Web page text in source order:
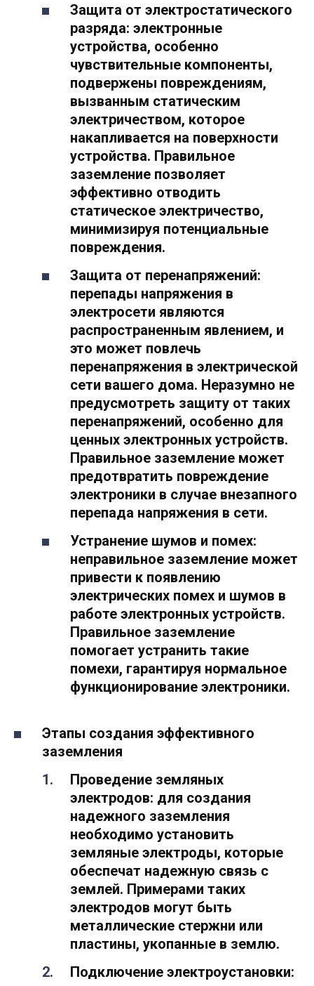
Защита от электростатического
разряда: электронные
устройства, особенно
чувствительные компоненты,
подвержены повреждениям,
вызванным статическим
электричеством, которое
накапливается на поверхности
устройства. Правильное
заземление позволяет
эффективно отводить
статическое электричество,
минимизируя потенциальные
повреждения.
Защита от перенапряжений:
перепады напряжения в
электросети являются
распространенным явлением, и
это может повлечь
перенапряжения в электрической
сети вашего дома. Неразумно не
предусмотреть защиту от таких
перенапряжений, особенно для
ценных электронных устройств.
Правильное заземление может
предотвратить повреждение
электроники в случае внезапного
перепада напряжения в сети.
Устранение шумов и помех:
неправильное заземление может
привести к появлению
электрических помех и шумов в
работе электронных устройств.
Правильное заземление
помогает устранить такие
помехи, гарантируя нормальное
функционирование электроники.
Этапы создания эффективного
заземления
Проведение земляных
электродов: для создания
надежного заземления
необходимо установить
земляные электроды, которые
обеспечат надежную связь с
землей. Примерами таких
электродов могут быть
металлические стержни или
пластины, укопанные в землю.
Подключение электроустановки: